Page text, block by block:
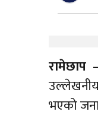
रामेछाप –
भएको